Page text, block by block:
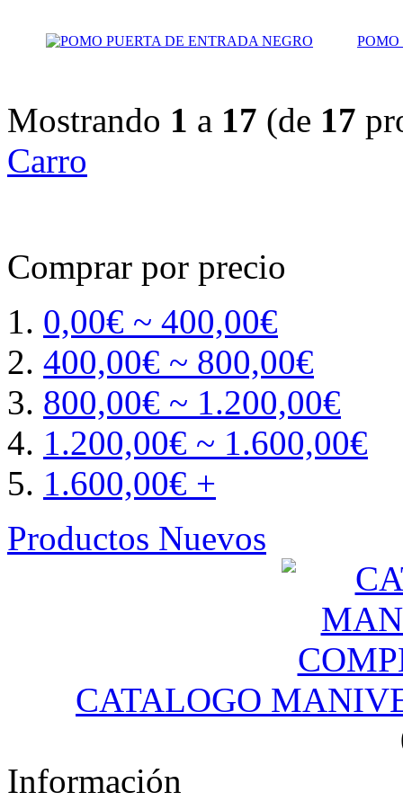
Mostrando 1 a 17 (de 17
Carro
Comprar por precio
0,00€ ~ 400,00€
400,00€ ~ 800,00€
800,00€ ~ 1.200,00€
1.200,00€ ~ 1.600,00€
1.600,00€ +
Productos Nuevos
CATALOGO
Información